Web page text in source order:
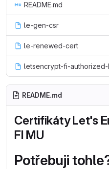
README.md
le-gen-csr
le-renewed-cert
letsencrypt-fi-
README.md
Certifikáty Let's
FI MU
Potřebuji